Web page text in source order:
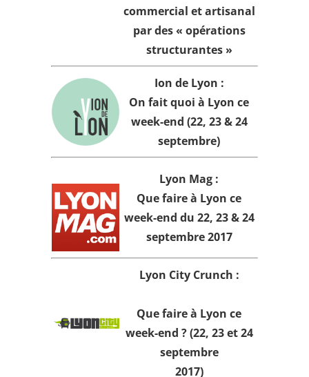
commercial et artisanal
par des « opérations
structurantes »
Ion de Lyon :
On fait quoi à Lyon ce
week-end (22, 23 & 24
septembre)
Lyon Mag :
Que faire à Lyon ce
week-end du 22, 23 & 24
septembre 2017
Lyon City Crunch :
Que faire à Lyon ce
week-end ? (22, 23 et 24
septembre
2017)